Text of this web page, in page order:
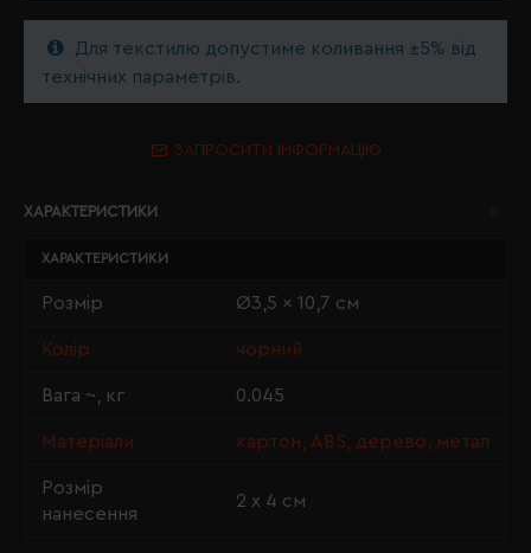
Для текстилю допустиме коливання ±5% від
технічних параметрів.
ЗАПРОСИТИ ІНФОРМАЦІЮ
ХАРАКТЕРИСТИКИ
ХАРАКТЕРИСТИКИ
Розмір Ø3,5 x 10,7 см
Колір чорний
Вага ~, кг 0.045
Матеріали картон, ABS, дерево, метал
Розмір
нанесення
2 х 4 см